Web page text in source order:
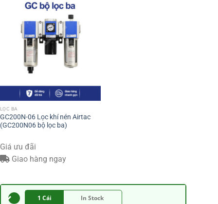
LỌC BA
GC200N-06 Lọc khí nén Airtac
(GC200N06 bộ lọc ba)
Giá ưu đãi
Giao hàng ngay
1 Cái In Stock